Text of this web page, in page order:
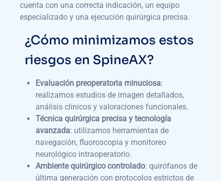
cuenta con una correcta indicación, un equipo
especializado y una ejecución quirúrgica precisa.
¿Cómo minimizamos estos
riesgos en SpineAX?
Evaluación preoperatoria minuciosa:
realizamos estudios de imagen detallados,
análisis clínicos y valoraciones funcionales.
Técnica quirúrgica precisa y tecnología
avanzada: utilizamos herramientas de
navegación, fluoroscopia y monitoreo
neurológico intraoperatorio.
Ambiente quirúrgico controlado: quirófanos de
última generación con protocolos estrictos de